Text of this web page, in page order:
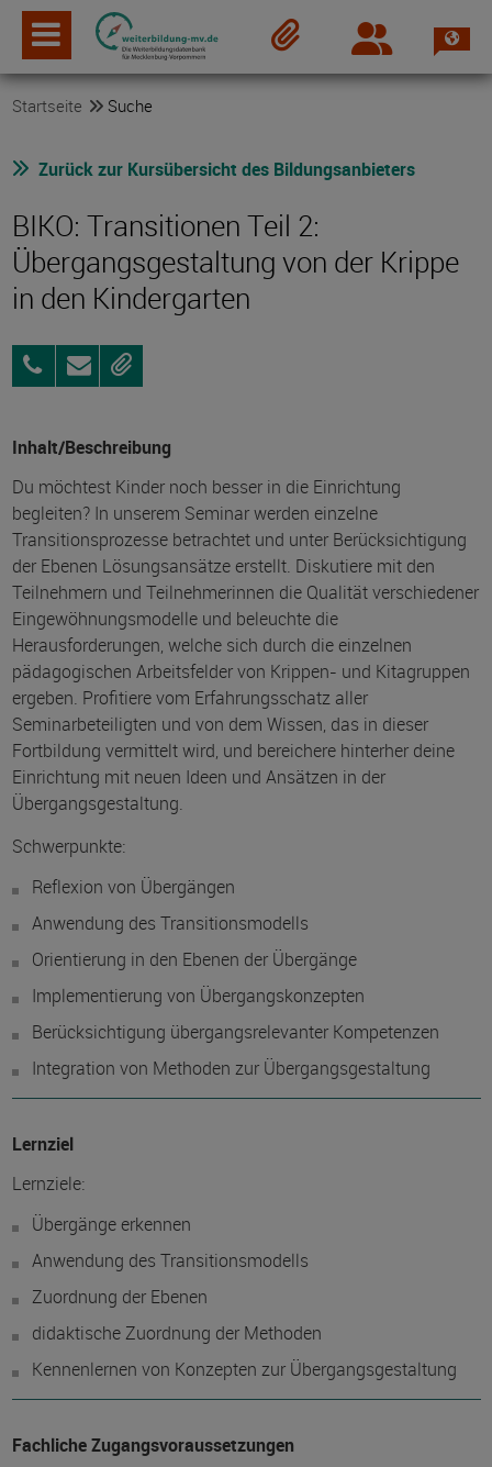
Login
Startseite Suche
Zurück zur Kursübersicht des Bildungsanbieters
BIKO: Transitionen Teil 2:
Übergangsgestaltung von der Krippe
in den Kindergarten
0173
36
AnfragenMerken
Inhalt/Beschreibung
Du möchtest Kinder noch besser in die Einrichtung
begleiten? In unserem Seminar werden einzelne
Transitionsprozesse betrachtet und unter Berücksichtigung
der Ebenen Lösungsansätze erstellt. Diskutiere mit den
Teilnehmern und Teilnehmerinnen die Qualität verschiedener
Eingewöhnungsmodelle und beleuchte die
Herausforderungen, welche sich durch die einzelnen
pädagogischen Arbeitsfelder von Krippen- und Kitagruppen
ergeben. Profitiere vom Erfahrungsschatz aller
Seminarbeteiligten und von dem Wissen, das in dieser
Fortbildung vermittelt wird, und bereichere hinterher deine
Einrichtung mit neuen Ideen und Ansätzen in der
Übergangsgestaltung.
Schwerpunkte:
Reflexion von Übergängen
Anwendung des Transitionsmodells
Orientierung in den Ebenen der Übergänge
Implementierung von Übergangskonzepten
Berücksichtigung übergangsrelevanter Kompetenzen
Integration von Methoden zur Übergangsgestaltung
Lernziel
Lernziele:
Übergänge erkennen
Anwendung des Transitionsmodells
Zuordnung der Ebenen
didaktische Zuordnung der Methoden
Kennenlernen von Konzepten zur Übergangsgestaltung
Fachliche Zugangsvoraussetzungen